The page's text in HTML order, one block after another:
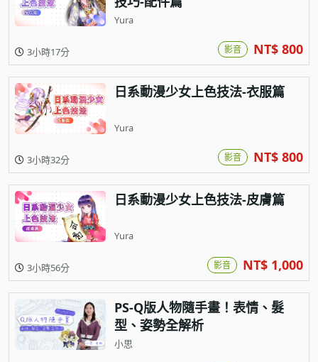
Yura
3小時17分 影音 NT$ 800
日系動漫少女上色技法-衣服篇
Yura
3小時32分 影音 NT$ 800
日系動漫少女上色技法-皮膚篇
Yura
3小時56分 影音 NT$ 1,000
PS-Q版人物隨手畫！表情、髮
型、姿勢全解析
小思